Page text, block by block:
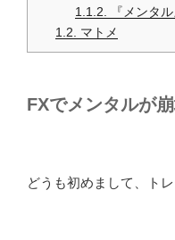
1.1.2.
『メンタ
1.2.
マトメ
FXでメンタルが
どうも初めまして、ト